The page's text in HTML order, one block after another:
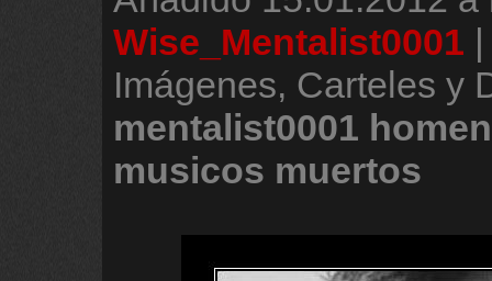
Wise_Mentalist0001
Imágenes, Carteles y
mentalist0001
musicos muertos